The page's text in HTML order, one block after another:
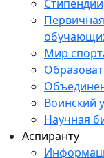
Стипендии
Мир
Воинский
Научная
Аспиранту